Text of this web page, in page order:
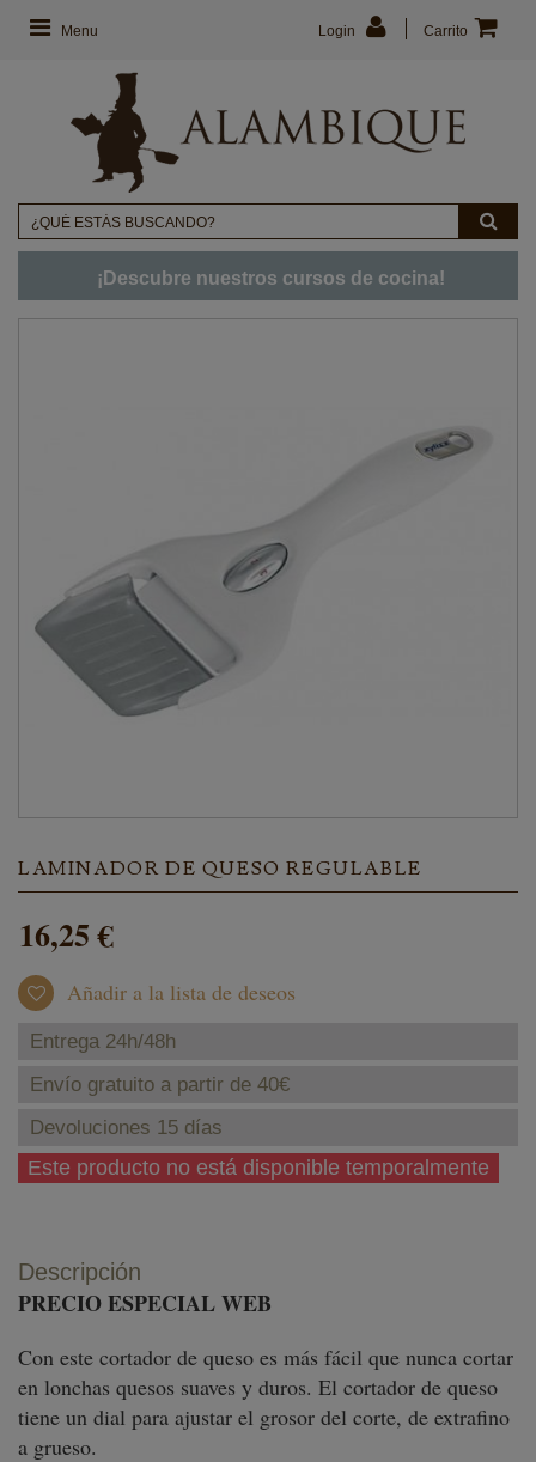
Menu Carrito
Login
¡Descubre nuestros cursos de cocina!
LAMINADOR DE QUESO REGULABLE
16,25 €
Añadir a la lista de deseos
Entrega 24h/48h
Envío gratuito a partir de 40€
Devoluciones 15 días
Este producto no está disponible temporalmente
Descripción
PRECIO ESPECIAL WEB
Con este cortador de queso es más fácil que nunca cortar
en lonchas quesos suaves y duros. El cortador de queso
tiene un dial para ajustar el grosor del corte, de extrafino
a grueso.